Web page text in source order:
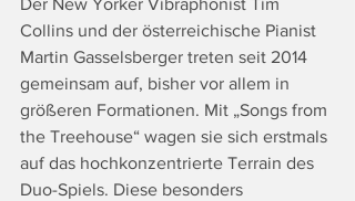
Der New Yorker Vibraphonist Tim
Collins und der österreichische Pianist
Martin Gasselsberger treten seit 2014
gemeinsam auf, bisher vor allem in
größeren Formationen. Mit „Songs from
the Treehouse“ wagen sie sich erstmals
auf das hochkonzentrierte Terrain des
Duo-Spiels. Diese besonders